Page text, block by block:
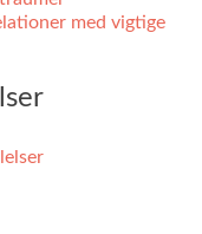
med vigtige